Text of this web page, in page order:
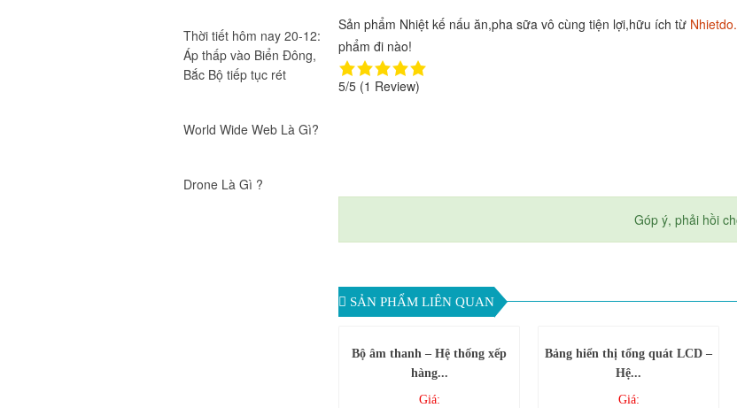
Sản phẩm Nhiệt kế nấu ăn,pha sữa vô cùng tiện lợi,hữu ích từ
phẩm đi nào!
5/5 (1 Review)
Góp ý, phải hồi
SẢN PHẨM LIÊN QUAN
Bộ âm thanh – Hệ thống xếp
hàng...
Giá:
Bảng hiển thị tổng quát LCD –
Hệ...
Giá:
Giá:
Thời tiết hôm nay 20-12:
Áp thấp vào Biển Đông,
Bắc Bộ tiếp tục rét
World Wide Web Là Gì?
Drone Là Gì ?